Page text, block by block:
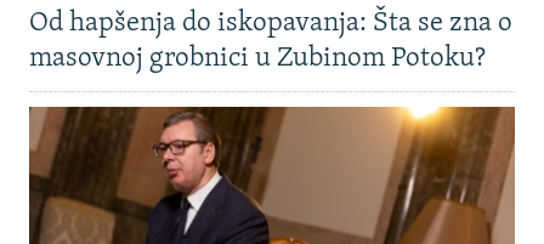
Od hapšenja do iskopavanja: Šta se zna o
masovnoj grobnici u Zubinom Potoku?